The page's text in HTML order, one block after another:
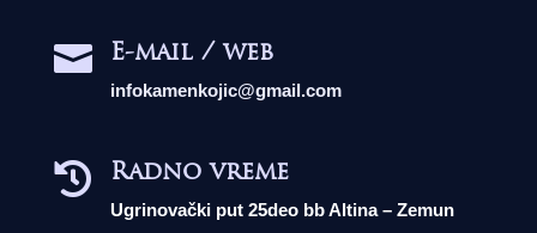
 E-mail / web
infokamenkojic@gmail.com
 Radno vreme
Ugrinovački put 25deo bb Altina – Zemun